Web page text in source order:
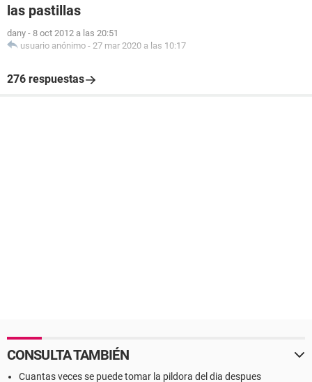
las pastillas
dany - 8 oct 2012 a las 20:51
usuario anónimo - 27 mar 2020 a las 10:17
276 respuestas
CONSULTA TAMBIÉN
Cuantas veces se puede tomar la pildora del dia despues